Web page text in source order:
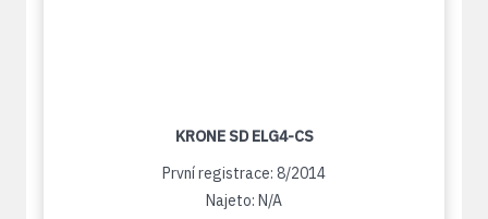
KRONE SD ELG4-CS
První registrace: 8/2014
Najeto: N/A